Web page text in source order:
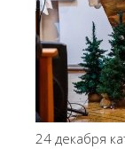
24 декабря